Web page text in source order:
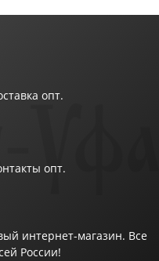
опт.
опт.
интернет-магазин. Все
России!